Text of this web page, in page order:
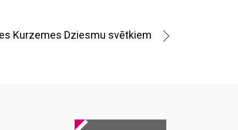
Kurzemes Dziesmu svētkiem